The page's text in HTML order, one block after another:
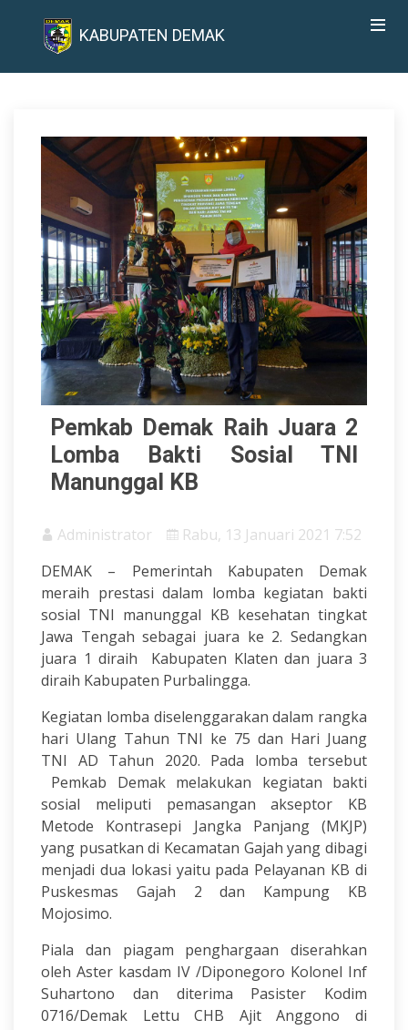
KABUPATEN DEMAK
Pemkab Demak Raih Juara 2
Lomba Bakti Sosial TNI
Manunggal KB
Administrator
Rabu, 13 Januari 2021 7:52
DEMAK – Pemerintah Kabupaten Demak
meraih prestasi dalam lomba kegiatan bakti
sosial TNI manunggal KB kesehatan tingkat
Jawa Tengah sebagai juara ke 2. Sedangkan
juara 1 diraih Kabupaten Klaten dan juara 3
diraih Kabupaten Purbalingga.
Kegiatan lomba diselenggarakan dalam rangka
hari Ulang Tahun TNI ke 75 dan Hari Juang
TNI AD Tahun 2020. Pada lomba tersebut
Pemkab Demak melakukan kegiatan bakti
sosial meliputi pemasangan akseptor KB
Metode Kontrasepi Jangka Panjang (MKJP)
yang pusatkan di Kecamatan Gajah yang dibagi
menjadi dua lokasi yaitu pada Pelayanan KB di
Puskesmas Gajah 2 dan Kampung KB
Mojosimo.
Piala dan piagam penghargaan diserahkan
oleh Aster kasdam IV /Diponegoro Kolonel Inf
Suhartono dan diterima Pasister Kodim
0716/Demak Lettu CHB Ajit Anggono di